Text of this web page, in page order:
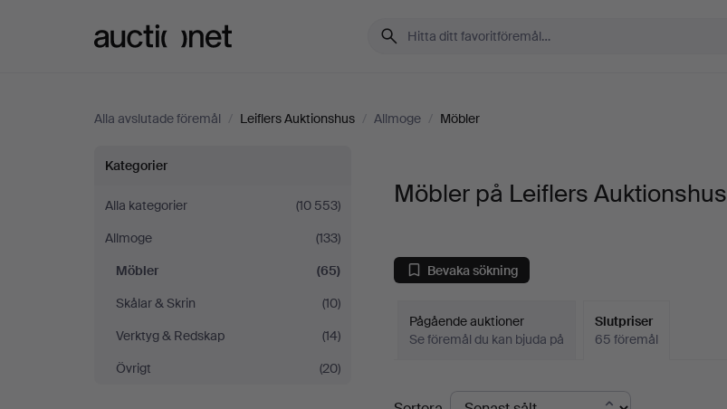
Alla avslutade föremål / Leiflers Auktionshus / Allmoge / Möbler
Möbler
på
Leiflers
Auktionshus
Kategorier
Alla kategorier
(10 553)
Allmoge
(133)
Möbler
(65)
Skålar & Skrin
(10)
Verktyg & Redskap
(14)
Övrigt
(20)
Möbler på Leiflers Auktionshus
Bevaka sökning
Pågående auktioner
Se föremål du kan bjuda på
Slutpriser
65 föremål
Slutpriser